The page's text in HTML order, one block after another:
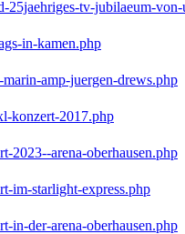
25jaehriges-tv-jubilaeum-
in-kamen.php
amp-juergen-drews.php
konzert-2017.php
2023--arena-oberhausen.php
im-starlight-express.php
in-der-arena-oberhausen.php